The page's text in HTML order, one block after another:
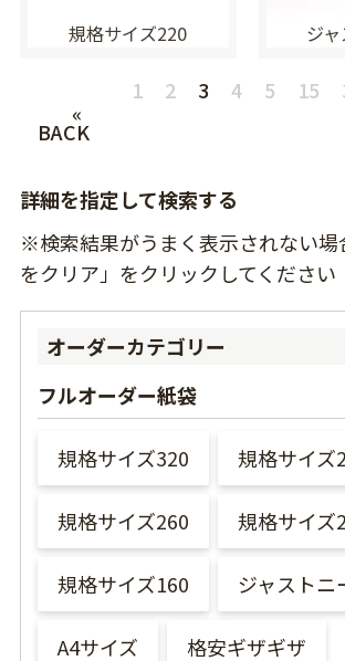
規格サイズ220 ジ
«
BACK
1 2 3 4 5 15
詳細を指定して検索する
※検索結果がうまく表示されない場
をクリア」をクリックしてください
オーダーカテゴリー
フルオーダー紙袋
規格サイズ320 規格サイズ
規格サイズ260 規格サイズ
規格サイズ160 ジャストニ
A4サイズ 格安ギザギザ